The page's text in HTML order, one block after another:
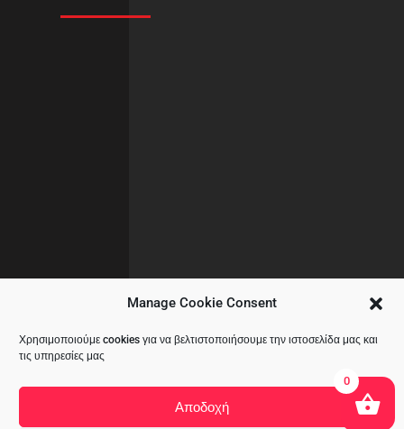
Manage Cookie Consent
Χρησιμοποιούμε cookies για να βελτιστοποιήσουμε την ιστοσελίδα μας και
τις υπηρεσίες μας
Αποδοχή
0